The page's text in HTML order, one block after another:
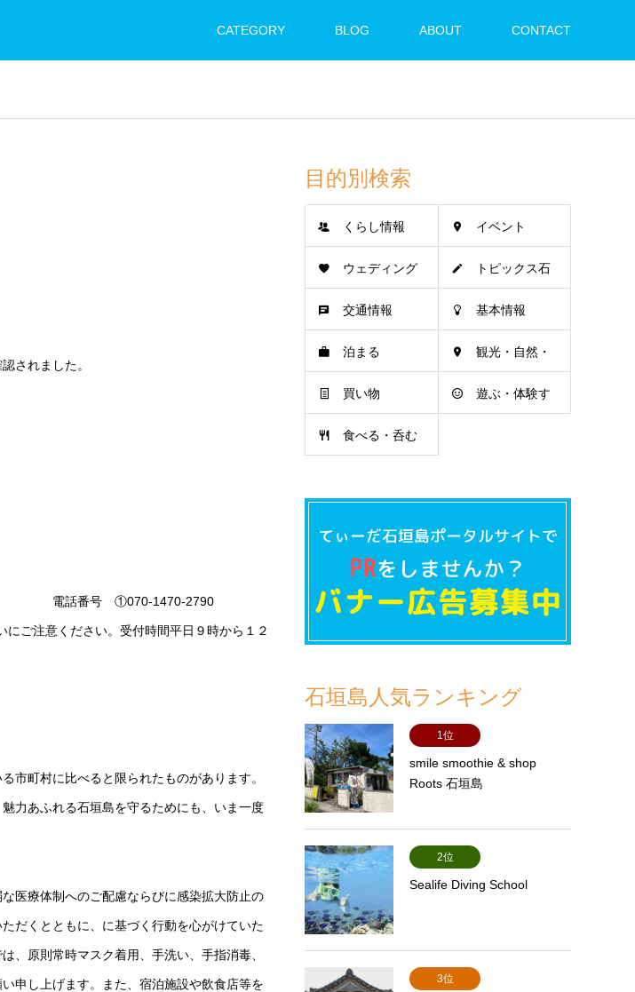
CATEGORY BLOG ABOUT CONTACT
されました。
1470-2790
。受付時間平日９時から１２
市町村に比べると限られたものがあります。
力あふれる石垣島を守るためにも、いま一度
医療体制へのご配慮ならびに感染拡大防止の
だくとともに、に基づく行動を心がけていた
、原則常時マスク着用、手洗い、手指消毒、
申し上げます。また、宿泊施設や飲食店等を
目的別検索
くらし情報 イベント
ウェディング トピックス石
垣島
交通情報 基本情報
泊まる 観光・自然・
名所
買い物 遊ぶ・体験す
食べる・呑む
石垣島人気ランキング
1位
smile smoothie & shop
Roots 石垣島
2位
Sealife Diving School
3位